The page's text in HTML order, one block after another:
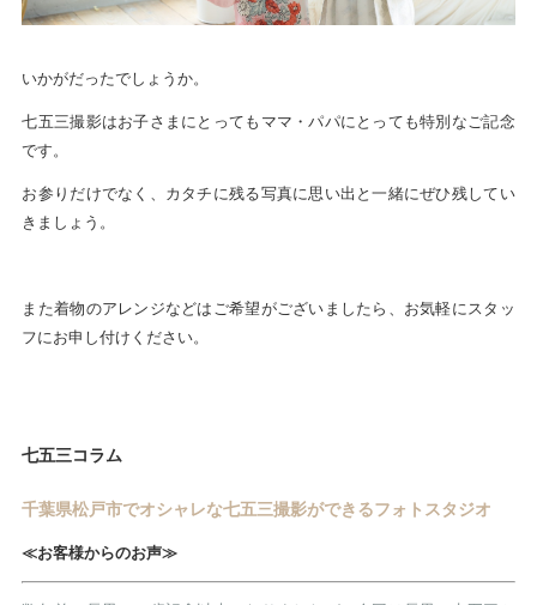
いかがだったでしょうか。
七五三撮影はお子さまにとってもママ・パパにとっても特別なご記念
です。
お参りだけでなく、カタチに残る写真に思い出と一緒にぜひ残してい
きましょう。
また着物のアレンジなどはご希望がございましたら、お気軽にスタッ
フにお申し付けください。
七五三コラム
千葉県松戸市でオシャレな七五三撮影ができるフォトスタジオ
≪お客様からのお声≫